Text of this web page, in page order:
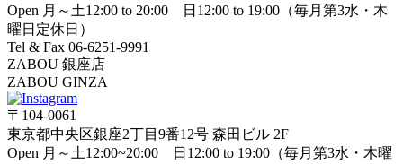
Open 月～土12:00 to 20:00 日12:00 to 19:00（毎月第3水・木
曜日定休日）
Tel & Fax 06-6251-9991
ZABOU 銀座店
ZABOU GINZA
〒104-0061
東京都中央区銀座2丁目9番12号 森田ビル 2F
Open 月～土12:00~20:00 日12:00 to 19:00（毎月第3水・木曜